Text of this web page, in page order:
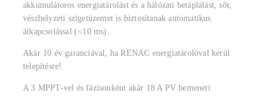
akkumulátoros energiatárolást és a hálózati betáplálást, sőt,
vészhelyzeti szigetüzemet is biztosítanak automatikus
átkapcsolással (<10 ms).
Akár 10 év garanciával, ha RENAC energiatárolóval kerül
telepítésre!
A 3 MPPT-vel és fázisonként akár 18 A PV bemeneti